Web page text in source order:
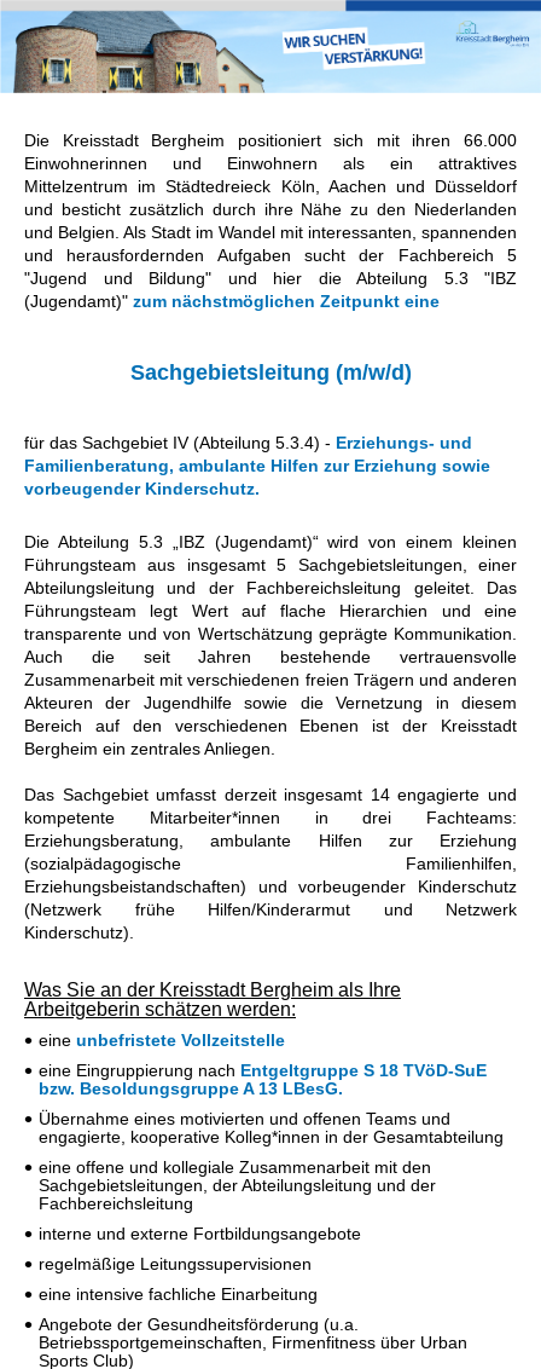
Die Kreisstadt Bergheim positioniert sich mit ihren 66.000
Einwohnerinnen und Einwohnern als ein attraktives
Mittelzentrum im Städtedreieck Köln, Aachen und Düsseldorf
und besticht zusätzlich durch ihre Nähe zu den Niederlanden
und Belgien. Als Stadt im Wandel mit interessanten, spannenden
und herausfordernden Aufgaben sucht der Fachbereich 5
"Jugend und Bildung" und hier die Abteilung 5.3 "IBZ
(Jugendamt)" zum nächstmöglichen Zeitpunkt eine
Sachgebietsleitung (m/w/d)
für das Sachgebiet IV (Abteilung 5.3.4) - Erziehungs- und
Familienberatung, ambulante Hilfen zur Erziehung sowie
vorbeugender Kinderschutz.
Die Abteilung 5.3 „IBZ (Jugendamt)“ wird von einem kleinen
Führungsteam aus insgesamt 5 Sachgebietsleitungen, einer
Abteilungsleitung und der Fachbereichsleitung geleitet. Das
Führungsteam legt Wert auf flache Hierarchien und eine
transparente und von Wertschätzung geprägte Kommunikation.
Auch die seit Jahren bestehende vertrauensvolle
Zusammenarbeit mit verschiedenen freien Trägern und anderen
Akteuren der Jugendhilfe sowie die Vernetzung in diesem
Bereich auf den verschiedenen Ebenen ist der Kreisstadt
Bergheim ein zentrales Anliegen.
Das Sachgebiet umfasst derzeit insgesamt 14 engagierte und
kompetente Mitarbeiter*innen in drei Fachteams:
Erziehungsberatung, ambulante Hilfen zur Erziehung
(sozialpädagogische Familienhilfen,
Erziehungsbeistandschaften) und vorbeugender Kinderschutz
(Netzwerk frühe Hilfen/Kinderarmut und Netzwerk
Kinderschutz).
Was Sie an der Kreisstadt Bergheim als Ihre
Arbeitgeberin schätzen werden:
eine unbefristete Vollzeitstelle
eine Eingruppierung nach Entgeltgruppe S 18 TVöD-SuE
bzw. Besoldungsgruppe A 13 LBesG.
Übernahme eines motivierten und offenen Teams und
engagierte, kooperative Kolleg*innen in der Gesamtabteilung
eine offene und kollegiale Zusammenarbeit mit den
Sachgebietsleitungen, der Abteilungsleitung und der
Fachbereichsleitung
interne und externe Fortbildungsangebote
regelmäßige Leitungssupervisionen
eine intensive fachliche Einarbeitung
Angebote der Gesundheitsförderung (u.a.
Betriebssportgemeinschaften, Firmenfitness über Urban
Sports Club)